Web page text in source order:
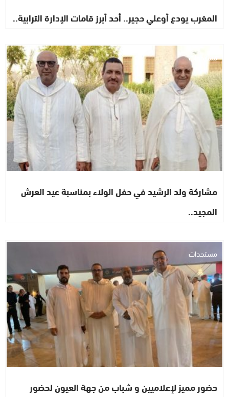
المغرب يودع أوعلي حجير.. أحد أبرز قامات الإدارة الترابية..
مستجدات
مشاركة ولد الرشيد في حفل الولاء بمناسبة عيد العرش
المجيد..
مستجدات
حضور مميز لإعلاميين و شباب من جهة العيون لحضور